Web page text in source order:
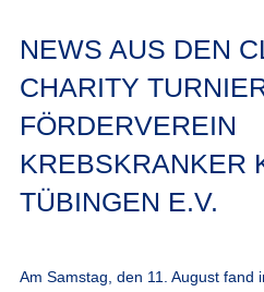
NEWS AUS DEN
CHARITY
FÖRDERVEREIN
KREBSKRANKER
TÜBINGEN E.V.
Am Samstag, den 11. August fand